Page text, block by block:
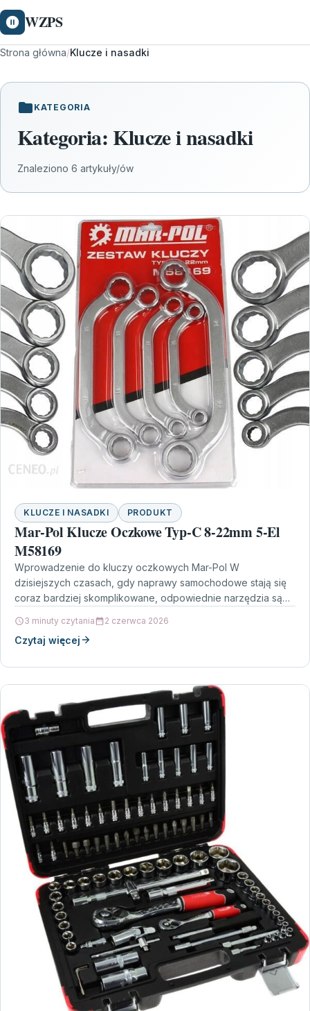
WZPS
Strona główna/Klucze i nasadki
KATEGORIA
Kategoria: Klucze i nasadki
Znaleziono 6 artykuły/ów
KLUCZE I NASADKI PRODUKT
Mar-Pol Klucze Oczkowe Typ-C 8-22mm 5-El
M58169
Wprowadzenie do kluczy oczkowych Mar-Pol W
dzisiejszych czasach, gdy naprawy samochodowe stają się
coraz bardziej skomplikowane, odpowiednie narzędzia są
3 minuty czytania 2 czerwca 2026
Czytaj więcej